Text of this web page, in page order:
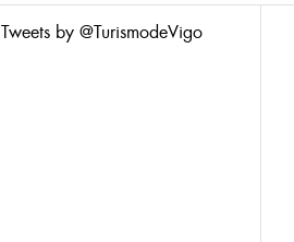
Tweets by @TurismodeVigo